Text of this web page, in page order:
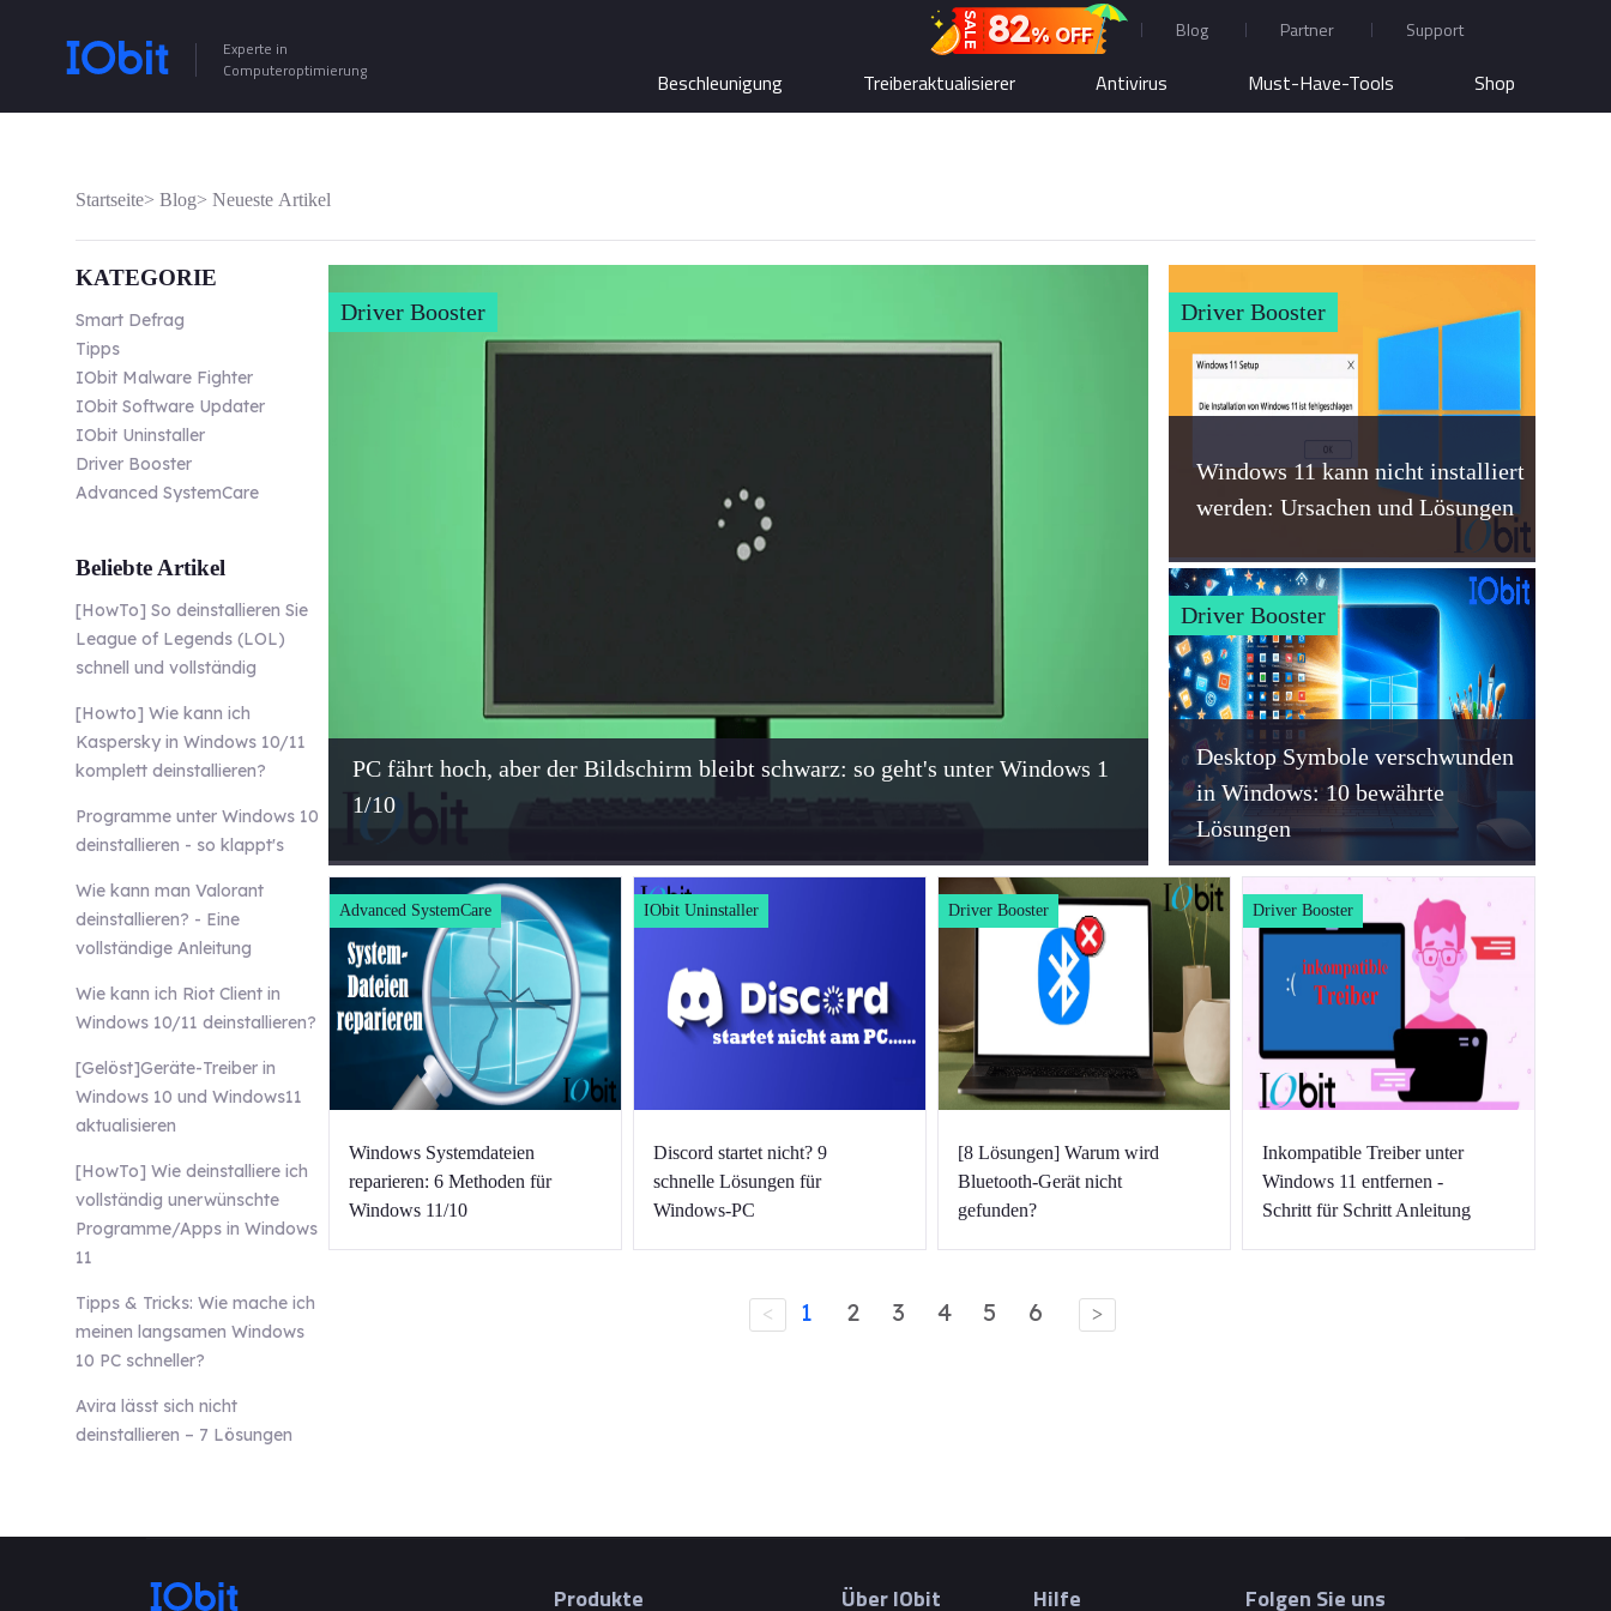
Experte in
Computeroptimierung
SALE 82% OFF Blog Partner Support
Beschleunigung Treiberaktualisierer Antivirus Must-Have-Tools Shop
Startseite> Blog> Neueste Artikel
KATEGORIE
Smart Defrag
Tipps
IObit Malware Fighter
IObit Software Updater
IObit Uninstaller
Driver Booster
Advanced SystemCare
Beliebte Artikel
[HowTo] So deinstallieren Sie
League of Legends (LOL)
schnell und vollständig
[Howto] Wie kann ich
Kaspersky in Windows 10/11
komplett deinstallieren?
Programme unter Windows 10
deinstallieren - so klappt's
Wie kann man Valorant
deinstallieren? - Eine
vollständige Anleitung
Wie kann ich Riot Client in
Windows 10/11 deinstallieren?
[Gelöst]Geräte-Treiber in
Windows 10 und Windows11
aktualisieren
[HowTo] Wie deinstalliere ich
vollständig unerwünschte
Programme/Apps in Windows
11
Tipps & Tricks: Wie mache ich
meinen langsamen Windows
10 PC schneller?
Avira lässt sich nicht
deinstallieren – 7 Lösungen
PC fährt hoch, aber der Bildschirm bleibt schwarz: so geht's unter Windows 1
1/10
Driver Booster
Windows 11 kann nicht installiert
werden: Ursachen und Lösungen
Driver Booster
Desktop Symbole verschwunden
in Windows: 10 bewährte
Lösungen
Driver Booster
Windows Systemdateien
reparieren: 6 Methoden für
Windows 11/10
Advanced SystemCare
Discord startet nicht? 9
schnelle Lösungen für
Windows-PC
IObit Uninstaller
[8 Lösungen] Warum wird
Bluetooth-Gerät nicht
gefunden?
Driver Booster
Inkompatible Treiber unter
Windows 11 entfernen -
Schritt für Schritt Anleitung
Driver Booster
< 1 2 3 4 5 6 >
Produkte Über IObit Hilfe Folgen Sie uns